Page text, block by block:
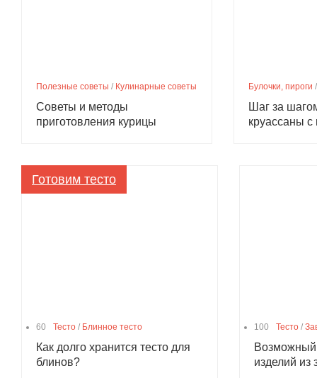
Полезные советы / Кулинарные советы
Советы и методы
приготовления курицы
Булочки, пироги
Шаг за
круассаны с
Готовим тесто
60 Тесто / Блинное тесто
Как долго хранится тесто для
блинов?
100 Тесто/
Возможный
изделий из